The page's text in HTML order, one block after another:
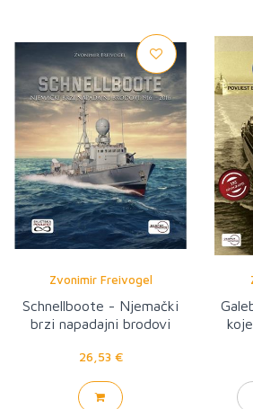
Zvonimir Freivogel
Schnellboote - Njemački
brzi napadajni brodovi
26,53 €